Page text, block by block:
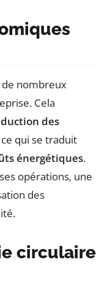
nombreux
Cela
des
ce qui se traduit
énergétiques.
opérations, une
des
circulaire